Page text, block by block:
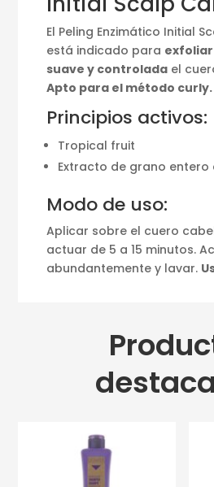
El Peling Enzimático Initial
está indicado para
suave y controlada el
Apto para el método curly.
Principios activos:
Tropical fruit
Extracto de grano entero
Modo de uso:
Aplicar sobre el cuero
actuar de 5 a 15 minutos.
abundantemente y lavar.